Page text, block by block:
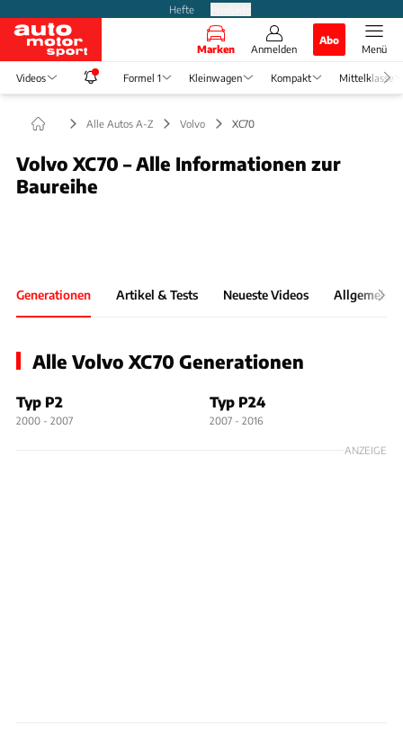
Hefte
Marken Anmelden
Abo
Menü
Videos Formel 1 Kleinwagen Kompakt Mittelklasse
Alle Autos A-Z Volvo XC70
Volvo XC70 – Alle Informationen zur
Baureihe
Generationen Artikel & Tests Neueste Videos Allgemeine
Alle Volvo XC70 Generationen
Typ P2
2000 - 2007
Typ P24
2007 - 2016
ANZEIGE